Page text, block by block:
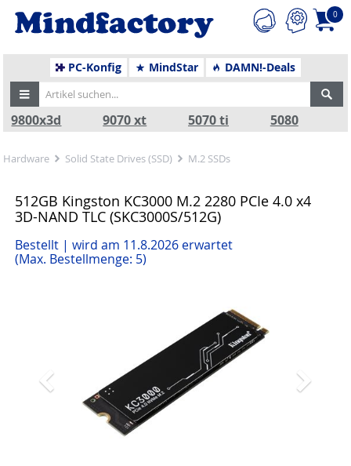
0
PC-Konfig MindStar DAMN!-Deals
9800x3d 9070 xt 5070 ti 5080
Hardware Solid State Drives (SSD) M.2 SSDs
512GB Kingston KC3000 M.2 2280 PCIe 4.0 x4
3D-NAND TLC (SKC3000S/512G)
Bestellt | wird am 11.8.2026 erwartet
(Max. Bestellmenge: 5)